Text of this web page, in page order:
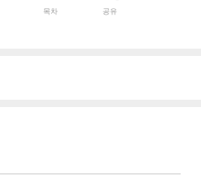
목차 공유